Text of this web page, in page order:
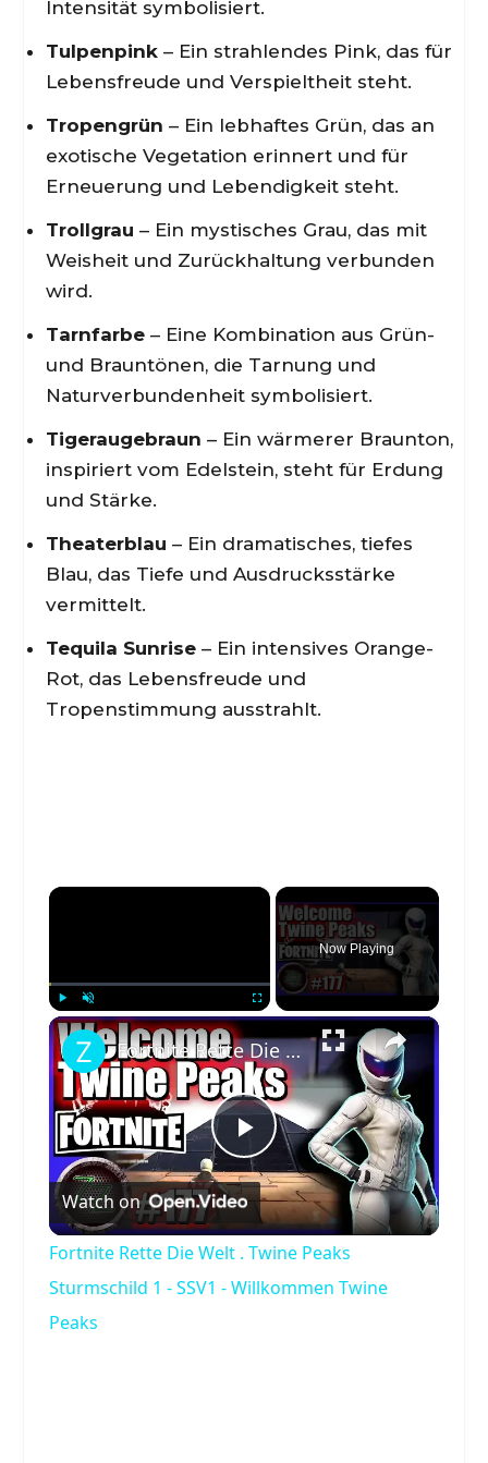
Intensität symbolisiert.
Tulpenpink– Ein strahlendes Pink, das für
Lebensfreude und Verspieltheit steht.
Tropengrün – Ein lebhaftes Grün, das an
exotische Vegetation erinnert und für
Erneuerung und Lebendigkeit steht.
Trollgrau – Ein mystisches Grau, das mit
Weisheit und Zurückhaltung verbunden
wird.
Tarnfarbe– Eine Kombination aus Grün-
und Brauntönen, die Tarnung und
Naturverbundenheit symbolisiert.
Tigeraugebraun – Ein wärmerer Braunton,
inspiriert vom Edelstein, steht für Erdung
und Stärke.
Theaterblau – Ein dramatisches, tiefes
Blau, das Tiefe und Ausdrucksstärke
vermittelt.
Tequila Sunrise– Ein intensives Orange-
Rot, das Lebensfreude und
Tropenstimmung ausstrahlt.
×
Play Unmute Fullscreen
Now Playing
×
Play
Video
Fortnite Rette Die Welt . Twine Peaks Sturmschild 1 - SSV1 - Willkommen Twine Peaks
Watch on
Fortnite Rette Die Welt . Twine Peaks
Sturmschild 1 - SSV1 - Willkommen Twine
Peaks